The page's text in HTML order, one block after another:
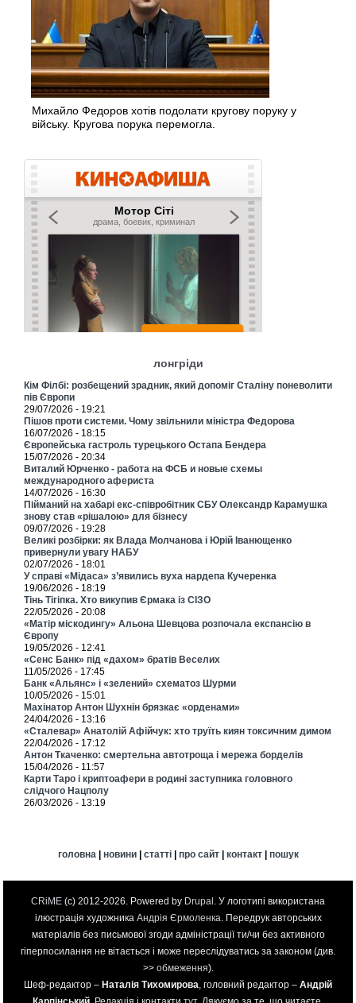
Михайло Федоров хотів подолати кругову поруку у
війську. Кругова порука перемогла.
лонгріди
Кім Філбі: розбещений зрадник, який допоміг Сталіну поневолити
пів Європи
29/07/2026 - 19:21
Пішов проти системи. Чому звільнили міністра Федорова
16/07/2026 - 18:15
Європейська гастроль турецького Остапа Бендера
15/07/2026 - 20:34
Виталий Юрченко - работа на ФСБ и новые схемы
международного афериста
14/07/2026 - 16:30
Пійманий на хабарі екс-співробітник СБУ Олександр Карамушка
знову став «рішалою» для бізнесу
09/07/2026 - 19:28
Великі розбірки: як Влада Молчанова і Юрій Іванющенко
привернули увагу НАБУ
02/07/2026 - 18:01
У справі «Мідаса» з’явились вуха нардепа Кучеренка
19/06/2026 - 18:19
Тінь Тігіпка. Хто викупив Єрмака із СІЗО
22/05/2026 - 20:08
«Матір міскодингу» Альона Шевцова розпочала експансію в
Європу
19/05/2026 - 12:41
«Сенс Банк» під «дахом» братів Веселих
11/05/2026 - 17:45
Банк «Альянс» і «зелений» схематоз Шурми
10/05/2026 - 15:01
Махінатор Антон Шухнін брязкає «орденами»
24/04/2026 - 13:16
«Сталевар» Анатолій Афійчук: хто труїть киян токсичним димом
22/04/2026 - 17:12
Антон Ткаченко: смертельна автотроща і мережа борделів
15/04/2026 - 11:57
Карти Таро і криптоафери в родині заступника головного
слідчого Нацполу
26/03/2026 - 13:19
головна| новини| статті| про сайт| контакт| пошук
CRiME (c) 2012-2026. Powered by Drupal. У логотипі використана
ілюстрація художника Андрія Єрмоленка. Передрук авторських
матеріалів без письмової згоди адміністрації ти/чи без активного
гіперпосилання не вітається і може переслідуватись за законом (див.
>> обмеження).
Шеф-редактор – Наталія Тихомирова, головний редактор – Андрій